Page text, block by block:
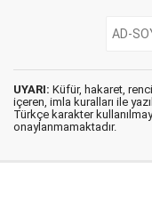
UYARI: Küfür, hakaret,
içeren, imla kuralları ile
Türkçe karakter
onaylanmamaktadır.